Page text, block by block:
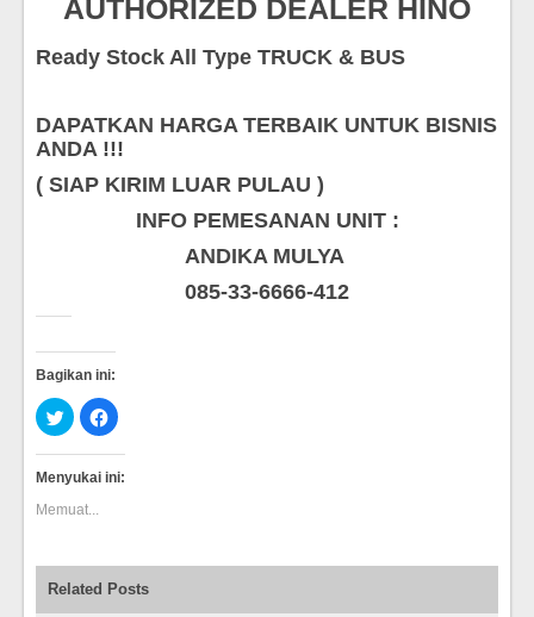
AUTHORIZED DEALER HINO
Ready Stock All Type TRUCK & BUS
DAPATKAN HARGA TERBAIK UNTUK BISNIS
ANDA !!!
( SIAP KIRIM LUAR PULAU )
INFO PEMESANAN UNIT :
ANDIKA MULYA
085-33-6666-412
Bagikan ini:
Klik
untuk
berbagi
pada
Twitter(Membuka
di
yang
Klik
untuk
di
Facebook(Membuka
di
Menyukai ini:
Memuat...
Related Posts